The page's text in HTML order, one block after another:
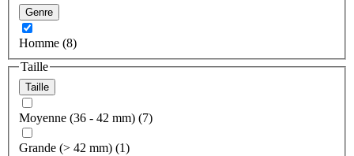
Genre
Homme (8)
Taille
Taille
Moyenne (36 - 42 mm) (7)
Grande (> 42 mm) (1)